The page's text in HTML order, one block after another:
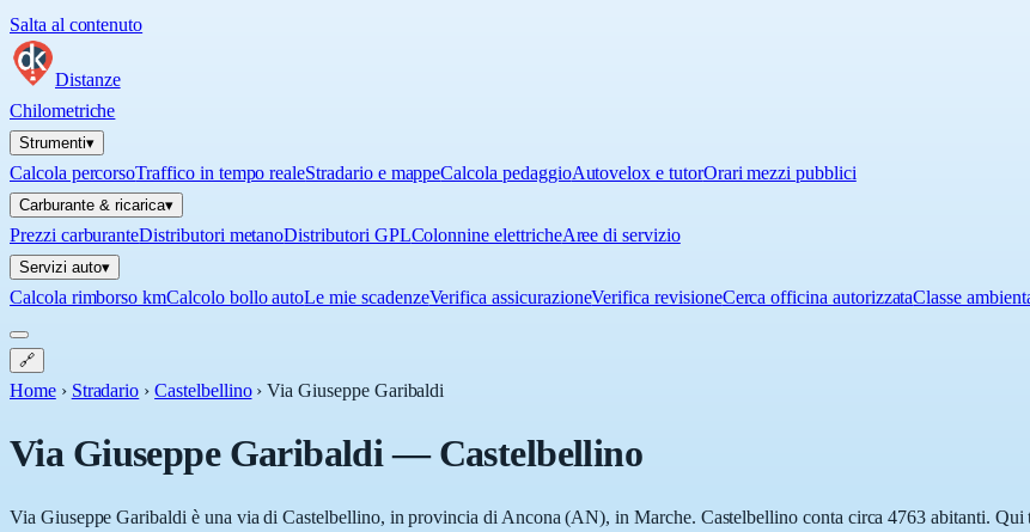
Salta al contenuto
Distanze
Chilometriche
Strumenti▾
Calcola percorsoTraffico in tempo realeStradario e mappeCalcola pedaggioAutovelox e tutorOrari mezzi pubblici
Carburante & ricarica▾
Prezzi carburanteDistributori metanoDistributori GPLColonnine elettricheAree di servizio
Servizi auto▾
Calcola rimborso kmCalcolo bollo autoLe mie scadenzeVerifica assicurazioneVerifica revisioneCerca officina autorizzataClasse
🔗
Home › Stradario › Castelbellino ›Via Giuseppe Garibaldi
Via Giuseppe Garibaldi—Castelbellino
Via Giuseppe Garibaldi è una via di Castelbellino, in provincia di Ancona (AN), in Marche. Castelbellino conta circa 4763 abitanti.